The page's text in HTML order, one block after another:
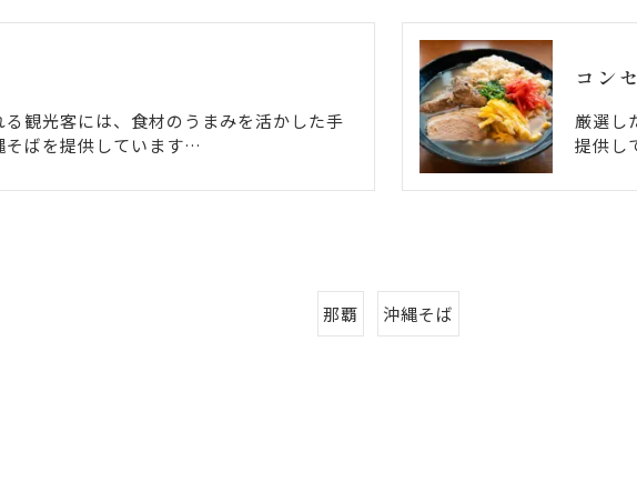
る観光客には、食材のうまみを活かした手
そばを提供しています…
コン
厳選し
提供し
那覇 沖縄そば